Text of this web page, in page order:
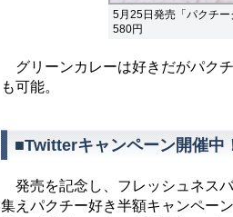
5月25日発売「パクチー
580円
グリーンカレーは好きだがパク
も可能。
■Twitterキャンペーン開催中
発売を記念し、フレッシュネス
集えパクチー好き半額キャンペー